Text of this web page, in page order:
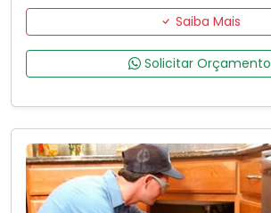
Saiba Mais
Solicitar Orçamento